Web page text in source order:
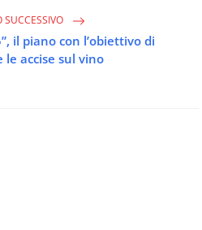
SUCCESSIVO
il piano con l’obiettivo di
accise sul vino